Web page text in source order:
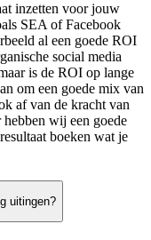
inzetten voor jouw
SEA of Facebook
al een goede ROI
social media
is de ROI op lange
om een goede mix van
af van de kracht van
wij een goede
boeken wat je
uitingen?